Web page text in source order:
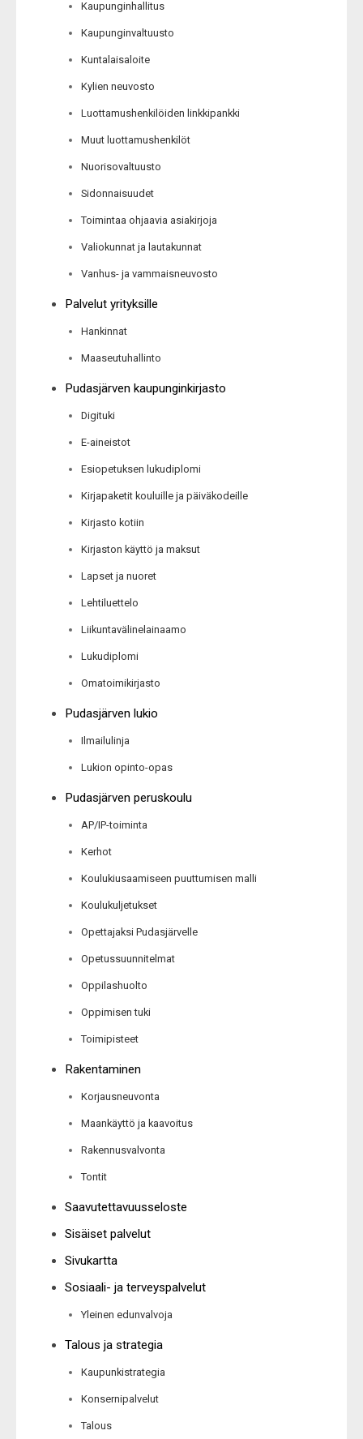
Kaupunginhallitus
Kaupunginvaltuusto
Kuntalaisaloite
Kylien neuvosto
Luottamushenkilöiden linkkipankki
Muut luottamushenkilöt
Nuorisovaltuusto
Sidonnaisuudet
Toimintaa ohjaavia asiakirjoja
Valiokunnat ja lautakunnat
Vanhus- ja vammaisneuvosto
Palvelut yrityksille
Hankinnat
Maaseutuhallinto
Pudasjärven kaupunginkirjasto
Digituki
E-aineistot
Esiopetuksen lukudiplomi
Kirjapaketit kouluille ja päiväkodeille
Kirjasto kotiin
Kirjaston käyttö ja maksut
Lapset ja nuoret
Lehtiluettelo
Liikuntavälinelainaamo
Lukudiplomi
Omatoimikirjasto
Pudasjärven lukio
Ilmailulinja
Lukion opinto-opas
Pudasjärven peruskoulu
AP/IP-toiminta
Kerhot
Koulukiusaamiseen puuttumisen malli
Koulukuljetukset
Opettajaksi Pudasjärvelle
Opetussuunnitelmat
Oppilashuolto
Oppimisen tuki
Toimipisteet
Rakentaminen
Korjausneuvonta
Maankäyttö ja kaavoitus
Rakennusvalvonta
Tontit
Saavutettavuusseloste
Sisäiset palvelut
Sivukartta
Sosiaali- ja terveyspalvelut
Yleinen edunvalvoja
Talous ja strategia
Kaupunkistrategia
Konsernipalvelut
Talous